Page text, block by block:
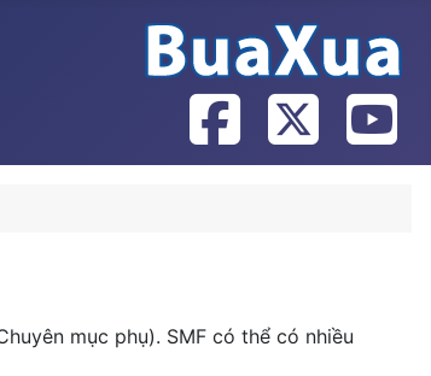
mục phụ). SMF có thể có nhiều